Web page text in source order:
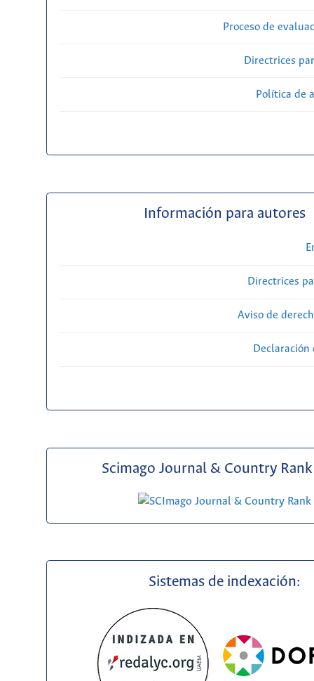
Proceso de
Directrices
Política de
Información para autores
Directrices
Aviso de
Scimago Journal & Country Rank
Sistemas de indexación: